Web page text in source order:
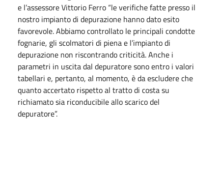
e l’assessore Vittorio Ferro “le verifiche fatte presso il
nostro impianto di depurazione hanno dato esito
favorevole. Abbiamo controllato le principali condotte
fognarie, gli scolmatori di piena e l’impianto di
depurazione non riscontrando criticità. Anche i
parametri in uscita dal depuratore sono entro i valori
tabellari e, pertanto, al momento, è da escludere che
quanto accertato rispetto al tratto di costa su
richiamato sia riconducibile allo scarico del
depuratore”.